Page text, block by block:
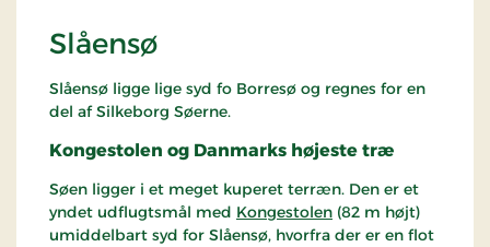
Slåensø
Slåensø ligge lige syd fo Borresø og regnes for en
del af Silkeborg Søerne.
Kongestolen og Danmarks højeste træ
Søen ligger i et meget kuperet terræn. Den er et
yndet udflugtsmål med Kongestolen (82 m højt)
umiddelbart syd for Slåensø, hvorfra der er en flot